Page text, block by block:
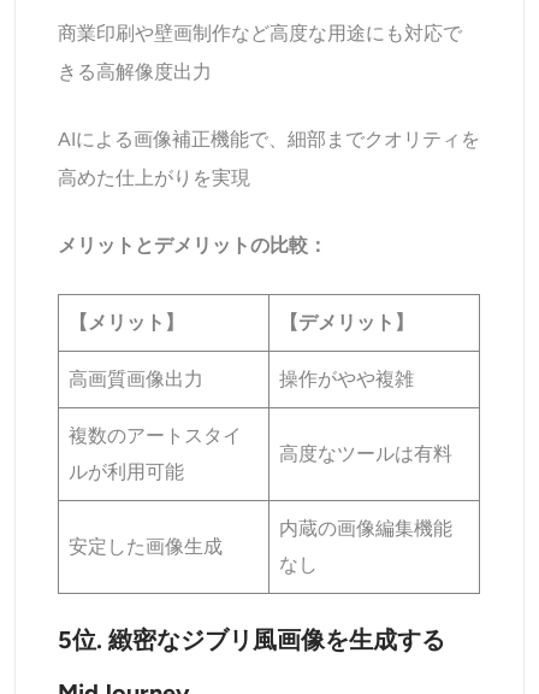
商業印刷や壁画制作など高度な用途にも対応で
きる高解像度出力
AIによる画像補正機能で、細部までクオリティを
高めた仕上がりを実現
メリットとデメリットの比較：
【メリット】 【デメリット】
高画質画像出力 操作がやや複雑
複数のアートスタイ
ルが利用可能
高度なツールは有料
安定した画像生成
内蔵の画像編集機能
なし
5位. 緻密なジブリ風画像を生成する